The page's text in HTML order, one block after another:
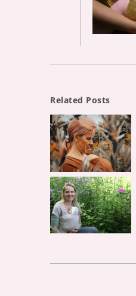
Related Posts